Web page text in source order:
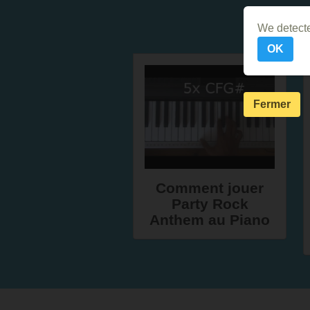
Comment jouer
Party Rock
Anthem au Piano
We
OK
Fermer